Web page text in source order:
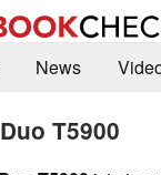
News
T5900